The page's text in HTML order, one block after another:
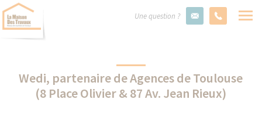
Une question ?
Wedi, partenaire de Agences de Toulouse
(8 Place Olivier & 87 Av. Jean Rieux)